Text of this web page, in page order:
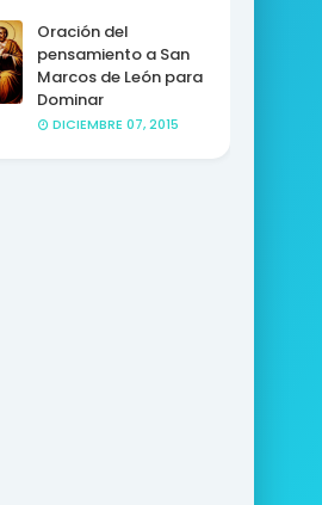
Oración del
pensamiento a San
Marcos de León para
Dominar
DICIEMBRE 07, 2015